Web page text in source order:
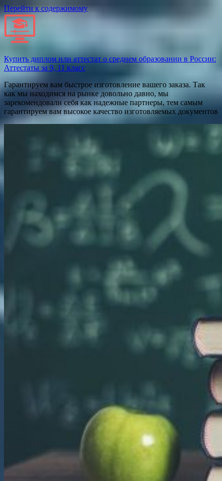
Перейти к содержимому
Купить диплом или аттестат о среднем образовании в России:
Аттестаты за 9, 11 класс
Гарантируем вам быстрое изготовление вашего заказа. Так
как мы находимся на рынке довольно давно, мы
зарекомендовали себя как надежные партнеры, тем самым
гарантируем вам высокое качество изготовляемых документов